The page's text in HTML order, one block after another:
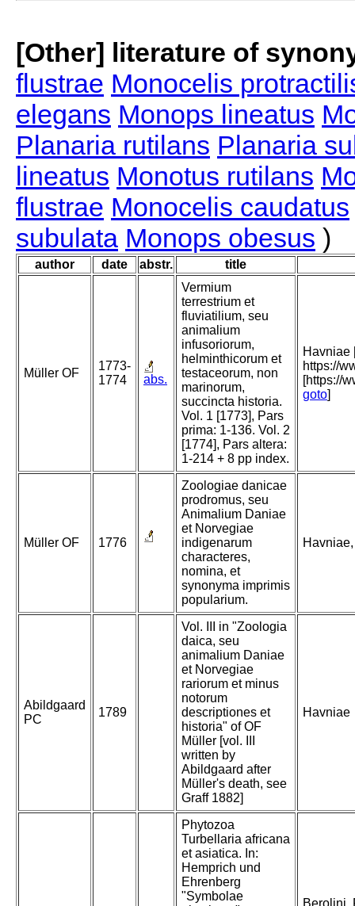
[Other] literature of
flustrae Monocelis
elegans Monops lineatus
Planaria rutilans Planaria
lineatus Monotus rutilans
flustrae Monocelis caudatus
subulata Monops obesus )
author date abstr. title
Müller OF
1773-
1774
abs.
Vermium
terrestrium et
fluviatilium, seu
animalium
infusoriorum,
helminthicorum et
testaceorum, non
marinorum,
succincta historia.
Vol. 1 [1773], Pars
prima: 1-136. Vol. 2
[1774], Pars altera:
1-214 + 8 pp index.
Havniae
https://
[https://
goto]
Müller OF 1776
Zoologiae danicae
prodromus, seu
Animalium Daniae
et Norvegiae
indigenarum
characteres,
nomina, et
synonyma imprimis
popularium.
Abildgaard
PC
1789
Vol. III in "Zoologia
daica, seu
animalium Daniae
et Norvegiae
rariorum et minus
notorum
descriptiones et
historia" of OF
Müller [vol. III
written by
Abildgaard after
Müller's death, see
Graff 1882]
Havniae
Phytozoa
Turbellaria africana
et asiatica. In:
Hemprich und
Ehrenberg
"Symbolae